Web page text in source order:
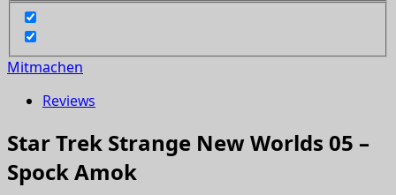
Mitmachen
Reviews
Star Trek Strange New Worlds 05 –
Spock Amok